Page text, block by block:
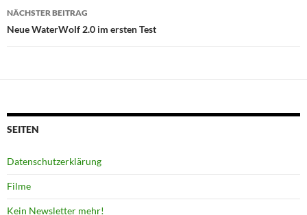
NÄCHSTER BEITRAG
Neue WaterWolf 2.0 im ersten Test
SEITEN
Datenschutzerklärung
Filme
Kein Newsletter mehr!